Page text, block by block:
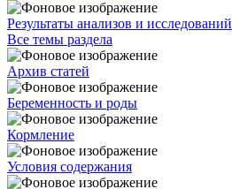
Результаты анализов и исследований
Все темы раздела
Архив статей
Беременность и роды
Кормление
Условия содержания